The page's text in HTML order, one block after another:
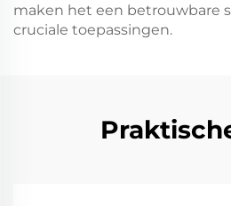
maken het een betrouwbare
cruciale toepassingen.